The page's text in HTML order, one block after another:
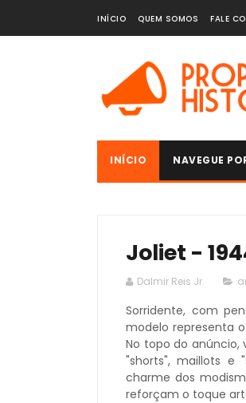
INÍCIO QUEM SOMOS FALE
INÍCIO NAVEGUE
Joliet -
Dalmir Reis Jr.
Sorridente, com
modelo representa
No topo do
"shorts", maillots e
charme dos
reforçam o toque